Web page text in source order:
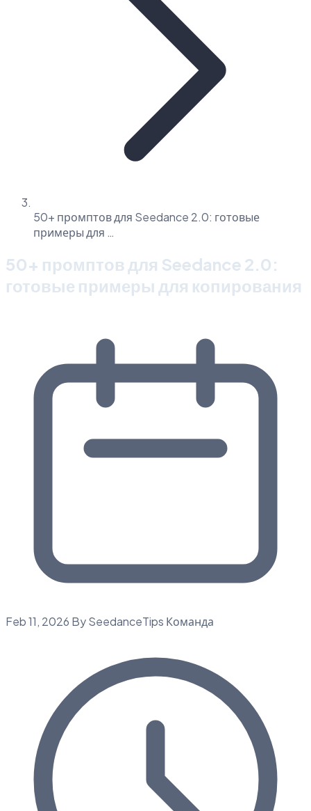
50+ промптов для Seedance 2.0: готовые
примеры для …
50+ промптов для Seedance 2.0:
готовые примеры для копирования
Feb 11, 2026 By SeedanceTips Команда